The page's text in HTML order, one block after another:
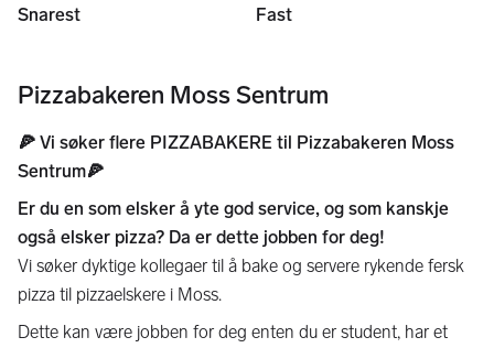
Snarest
Fast
Pizzabakeren Moss Sentrum
🍕 Vi søker flere PIZZABAKERE til Pizzabakeren Moss
Sentrum🍕
Er du en som elsker å yte god service, og som kanskje
også elsker pizza? Da er dette jobben for deg!
Vi søker dyktige kollegaer til å bake og servere rykende fersk
pizza til pizzaelskere i Moss.
Dette kan være jobben for deg enten du er student, har et